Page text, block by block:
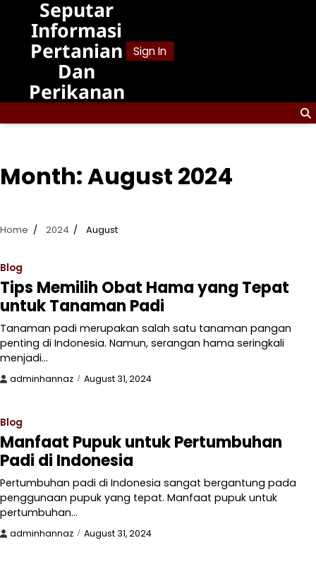
content
Seputar
Informasi
Pertanian
Dan
Perikanan
Sign In
Month:August 2024
Home 2024 August
Blog
Tips Memilih Obat Hama yang Tepat
untuk Tanaman Padi
Tanaman padi merupakan salah satu tanaman pangan
penting di Indonesia. Namun, serangan hama seringkali
menjadi…
adminhannaz August 31, 2024
Blog
Manfaat Pupuk untuk Pertumbuhan
Padi di Indonesia
Pertumbuhan padi di Indonesia sangat bergantung pada
penggunaan pupuk yang tepat. Manfaat pupuk untuk
pertumbuhan…
adminhannaz August 31, 2024